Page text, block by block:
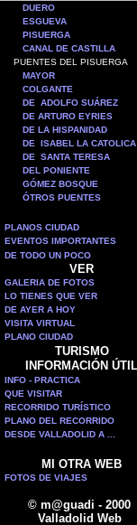
DUERO
ESGUEVA
PISUERGA
CANAL DE CASTILLA
PUENTES DEL PISUERGA
MAYOR
COLGANTE
DE ADOLFO SUÁREZ
DE ARTURO EYRIES
DE LA HISPANIDAD
DE ISABEL LA CATOLICA
DE SANTA TERESA
DEL PONIENTE
GÓMEZ BOSQUE
ÓTROS PUENTES
PLANOS CIUDAD
EVENTOS IMPORTANTES
DE TODO UN POCO
VER
GALERIA DE FOTOS
LO TIENES QUE VER
DE AYER A HOY
VISITA VIRTUAL
PLANO CIUDAD
TURISMO
INFORMACIÓN ÚTIL
INFO - PRACTICA
QUE VISITAR
RECORRIDO TURÍSTICO
PLANO DEL RECORRIDO
DESDE VALLADOLID A ...
MI OTRA WEB
FOTOS DE VIAJES
© m@guadi - 2000
Valladolid Web